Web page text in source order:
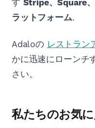
す Stripe、Square
ラットフォーム.
Adaloの レストラン
かに迅速にローンチ
さい。
私たちのお気